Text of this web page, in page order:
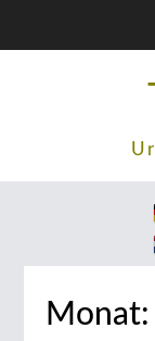
Monat: